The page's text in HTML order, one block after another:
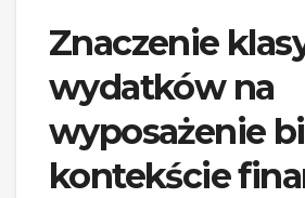
Znaczenie
wydatków na
wyposażenie
kontekście